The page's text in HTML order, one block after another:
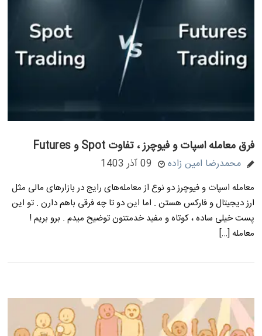
فرق معامله اسپات و فیوچرز ، تفاوت Spot و Futures
محمدرضا امین زاده 09 آذر 1403
معامله اسپات و فیوچرز دو نوع از معامله‌های رایج در بازارهای مالی مثل
ارز دیجیتال و فارکس هستن . اما این دو تا چه فرقی باهم دارن . تو این
پست خیلی ساده ، کوتاه و مفید خدمتتون توضیح میدم . برو بریم !
معامله […]